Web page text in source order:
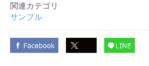
関連カテゴリ
サンプル